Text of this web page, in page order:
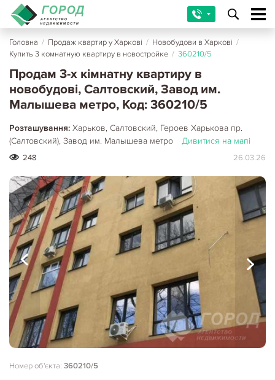
Головна / Продаж квартир у Харкові / Новобудови в Харкові /
Купить 3 комнатную квартиру в новостройке / 360210/5
Продам 3-х кімнатну квартиру в
новобудові, Салтовский, Завод им.
Малышева метро, Код: 360210/5
Розташування: Харьков, Салтовский, Героев Харькова пр.
(Салтовский), Завод им. Малышева метро
Дивитися на мапі
248 26.03.26
Номер об'єкта: 360210/5